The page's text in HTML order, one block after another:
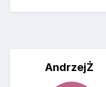
AndrzejŻ